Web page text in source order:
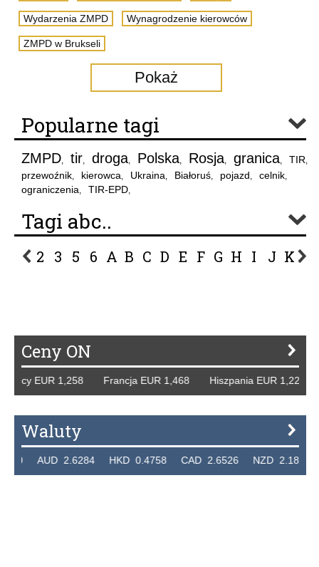
Wydarzenia ZMPD Wynagrodzenie kierowców
ZMPD w Brukseli
Pokaż
Popularne tagi
ZMPD, tir, droga, Polska, Rosja, granica, TIR,
przewoźnik, kierowca, Ukraina, Białoruś, pojazd, celnik,
ograniczenia, TIR-EPD,
Tagi abc..
2 3 5 6 A B C D E F G H I J K L
Ceny ON
EUR 1,258 Francja EUR 1,468 Hiszpania EUR
Waluty
AUD 2.6284 HKD 0.4758 CAD 2.6526 NZD